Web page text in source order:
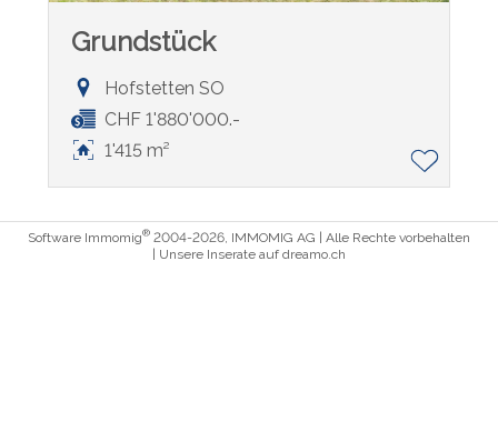
Grundstück
Hofstetten SO
CHF 1'880'000.-
1'415 m²
Software Immomig® 2004-2026, IMMOMIG AG | Alle Rechte vorbehalten
| Unsere Inserate auf dreamo.ch